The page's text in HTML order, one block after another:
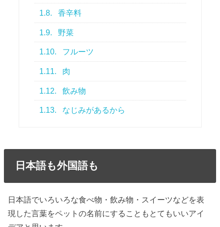
1.8. 香辛料
1.9. 野菜
1.10. フルーツ
1.11. 肉
1.12. 飲み物
1.13. なじみがあるから
日本語も外国語も
日本語でいろいろな食べ物・飲み物・スイーツなどを表
現した言葉をペットの名前にすることもとてもいいアイ